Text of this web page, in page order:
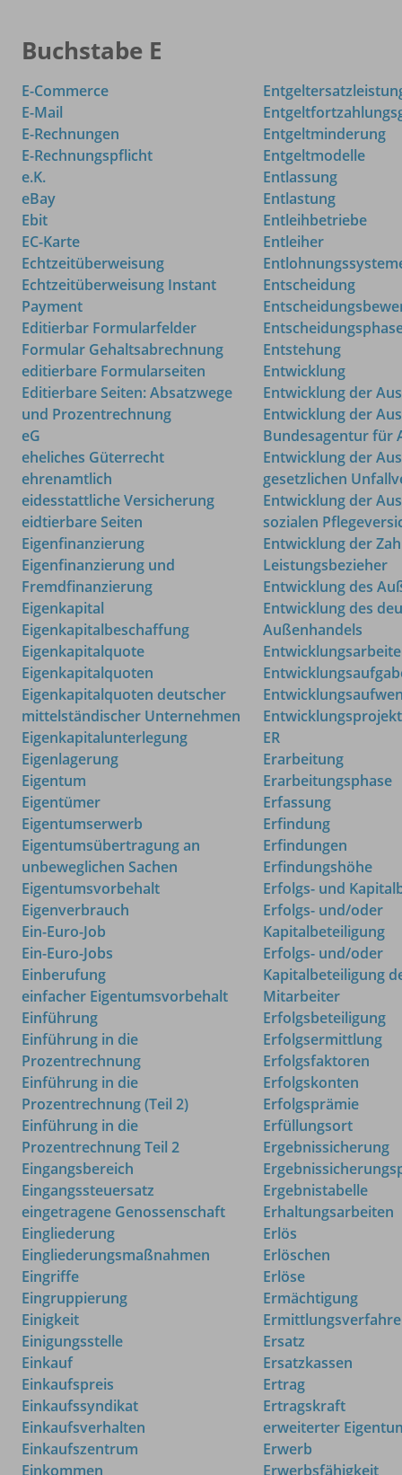
Buchstabe E
E-Commerce
E-Mail
E-Rechnungen
E-Rechnungspflicht
e.K.
eBay
Ebit
EC-Karte
Echtzeitüberweisung
Echtzeitüberweisung Instant
Payment
Editierbar Formularfelder
Formular Gehaltsabrechnung
editierbare Formularseiten
Editierbare Seiten: Absatzwege
und Prozentrechnung
eG
eheliches Güterrecht
ehrenamtlich
eidesstattliche Versicherung
eidtierbare Seiten
Eigenfinanzierung
Eigenfinanzierung und
Fremdfinanzierung
Eigenkapital
Eigenkapitalbeschaffung
Eigenkapitalquote
Eigenkapitalquoten
Eigenkapitalquoten deutscher
mittelständischer Unternehmen
Eigenkapitalunterlegung
Eigenlagerung
Eigentum
Eigentümer
Eigentumserwerb
Eigentumsübertragung an
unbeweglichen Sachen
Eigentumsvorbehalt
Eigenverbrauch
Ein-Euro-Job
Ein-Euro-Jobs
Einberufung
einfacher Eigentumsvorbehalt
Einführung
Einführung in die
Prozentrechnung
Einführung in die
Prozentrechnung (Teil 2)
Einführung in die
Prozentrechnung Teil 2
Eingangsbereich
Eingangssteuersatz
eingetragene Genossenschaft
Eingliederung
Eingliederungsmaßnahmen
Eingriffe
Eingruppierung
Einigkeit
Einigungsstelle
Einkauf
Einkaufspreis
Einkaufssyndikat
Einkaufsverhalten
Einkaufszentrum
Einkommen
Entgeltminderung
Entgeltmodelle
Entlassung
Entlastung
Entleihbetriebe
Entleiher
Entscheidung
Entstehung
Entwicklung
Entwicklung der
Entwicklung der
Bundesagentur für
Entwicklung der
gesetzlichen
Entwicklung der
sozialen
Entwicklung der
Leistungsbezieher
Entwicklung des
Entwicklung des
Außenhandels
ER
Erarbeitung
Erarbeitungsphase
Erfassung
Erfindung
Erfindungen
Erfindungshöhe
Erfolgs- und
Erfolgs- und/oder
Kapitalbeteiligung
Erfolgs- und/oder
Kapitalbeteiligung
Mitarbeiter
Erfolgsbeteiligung
Erfolgsermittlung
Erfolgsfaktoren
Erfolgskonten
Erfolgsprämie
Erfüllungsort
Ergebnissicherung
Ergebnistabelle
Erhaltungsarbeiten
Erlös
Erlöschen
Erlöse
Ermächtigung
Ersatz
Ersatzkassen
Ertrag
Ertragskraft
erweiterter
Erwerb
Erwerbsfähigkeit